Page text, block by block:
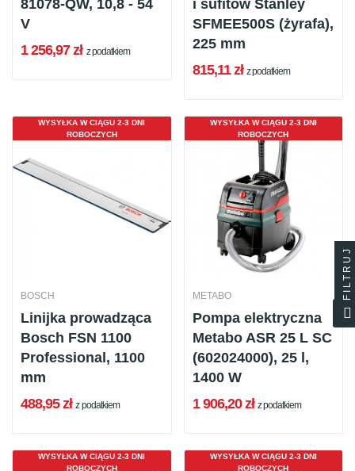
81078-QW, 10,8 - 54
V
1 256,97 zł z podatkiem
i sufitów Stanley
SFMEE500S (żyrafa),
225 mm
815,11 zł z podatkiem
WYSYŁKA W CIĄGU 2-3 DNI
ROBOCZYCH
BOSCH
Linijka prowadząca
Bosch FSN 1100
Professional, 1100
mm
488,95 zł z podatkiem
WYSYŁKA W CIĄGU 2-3 DNI
ROBOCZYCH
METABO
Pompa elektryczna
Metabo ASR 25 L SC
(602024000), 25 l,
1400 W
1 906,20 zł z podatkiem
WYSYŁKA W CIĄGU 2-3 DNI
ROBOCZYCH
WYSYŁKA W CIĄGU 2-3 DNI
ROBOCZYCH
FILTRUJ